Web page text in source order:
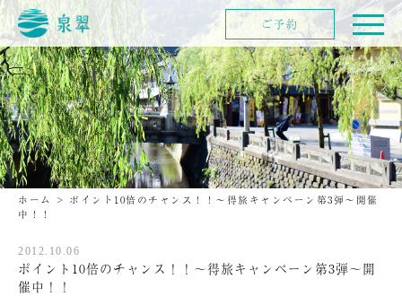
ホーム > ポイント10倍のチャンス！！〜得旅キャンペーン第3弾〜開催
中！！
2012.10.06
ポイント10倍のチャンス！！〜得旅キャンペーン第3弾〜開
催中！！
ご予約